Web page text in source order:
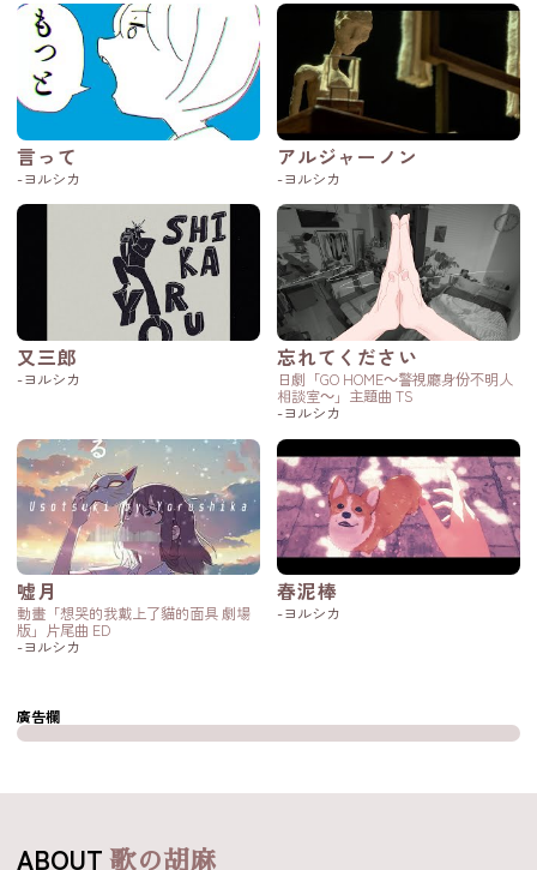
言って
-ヨルシカ
アルジャーノン
-ヨルシカ
又三郎
-ヨルシカ
忘れてください
日劇「GO HOME～警視廳身份不明人
相談室～」主題曲 TS
-ヨルシカ
嘘月
動畫「想哭的我戴上了貓的面具 劇場
版」片尾曲 ED
-ヨルシカ
春泥棒
-ヨルシカ
廣告欄
ABOUT歌の胡麻